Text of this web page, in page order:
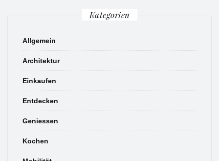
Kategorien
Allgemein
Architektur
Einkaufen
Entdecken
Geniessen
Kochen